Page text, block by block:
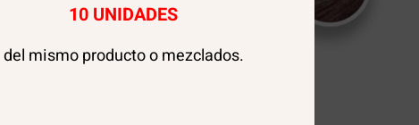
10 UNIDADES
del mismo producto o mezclados.